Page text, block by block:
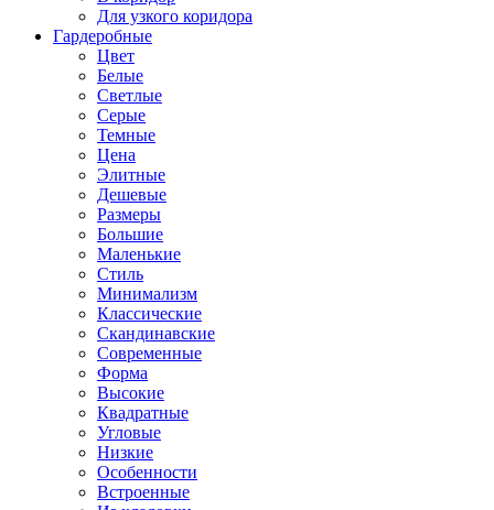
Для узкого коридора
Гардеробные
Цвет
Белые
Светлые
Серые
Темные
Цена
Элитные
Дешевые
Размеры
Большие
Маленькие
Стиль
Минимализм
Классические
Скандинавские
Современные
Форма
Высокие
Квадратные
Угловые
Низкие
Особенности
Встроенные